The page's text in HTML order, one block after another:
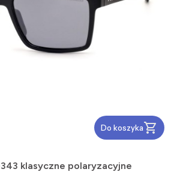
Do koszyka
klasyczne polaryzacyjne